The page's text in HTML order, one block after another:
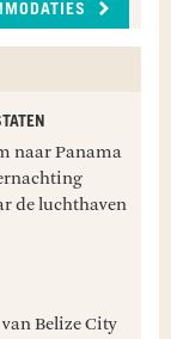
naar Panama
de luchthaven
Belize City